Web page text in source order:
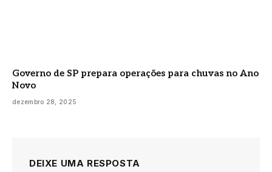
Governo de SP prepara operações para chuvas no Ano
Novo
dezembro 28, 2025
DEIXE UMA RESPOSTA